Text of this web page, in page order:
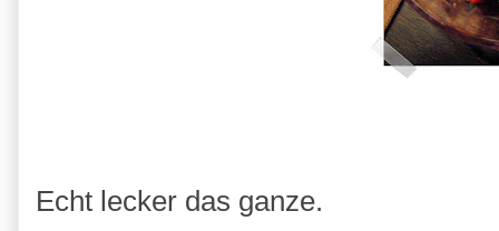
Echt lecker das ganze.